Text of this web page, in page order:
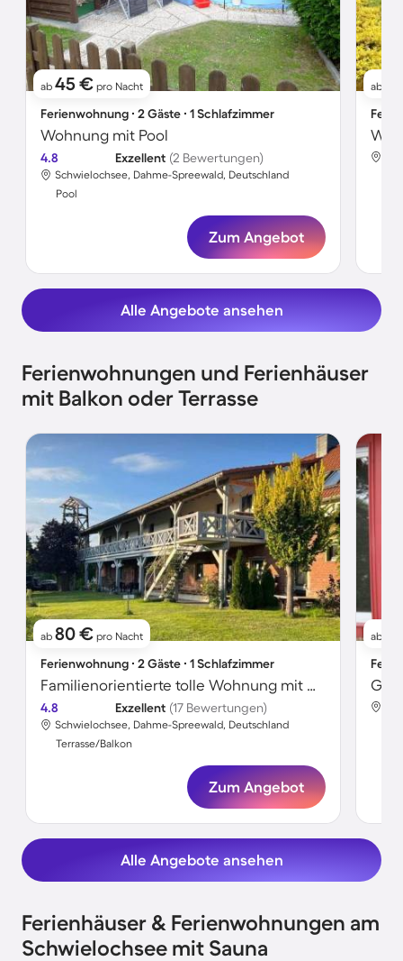
ab 45 € pro Nacht
Ferienwohnung ∙ 2 Gäste ∙ 1 Schlafzimmer
Wohnung mit Pool
4.8 Exzellent (2 Bewertungen)
Schwielochsee, Dahme-Spreewald, Deutschland
Pool
Zum Angebot
ab
Alle Angebote ansehen
Ferienwohnungen und Ferienhäuser
mit Balkon oder Terrasse
ab 80 € pro Nacht
Ferienwohnung ∙ 2 Gäste ∙ 1 Schlafzimmer
Familienorientierte tolle Wohnung mit Grill und Garten
4.8 Exzellent (17 Bewertungen)
Schwielochsee, Dahme-Spreewald, Deutschland
Terrasse/Balkon
Zum Angebot
ab
Alle Angebote ansehen
Ferienhäuser & Ferienwohnungen am
Schwielochsee mit Sauna